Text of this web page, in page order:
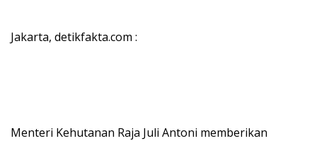
Jakarta, detikfakta.com :
Menteri Kehutanan Raja Juli Antoni memberikan